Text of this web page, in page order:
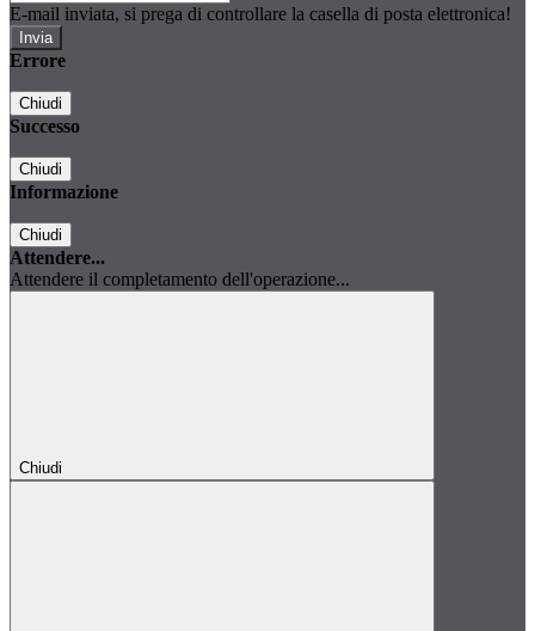
E-mail inviata, si prega di controllare la casella di posta elettronica!
Errore
Chiudi
Successo
Chiudi
Informazione
Chiudi
Attendere...
Attendere il completamento dell'operazione...
Chiudi